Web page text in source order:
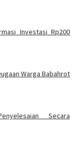
Investasi Rp200
Warga Babahrot
Secara